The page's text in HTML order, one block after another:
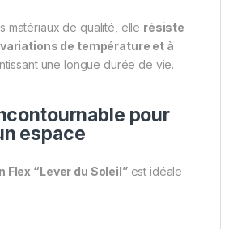
matériaux de qualité, elle résiste
de température et à
une longue durée de vie.
pour
espace
Flex “Lever du Soleil”est idéale